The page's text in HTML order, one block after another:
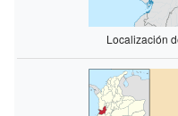
Localización